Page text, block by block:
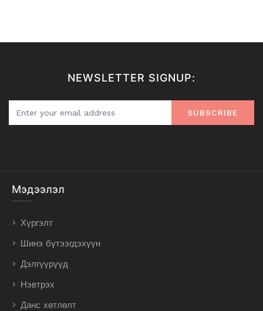
NEWSLETTER SIGNUP:
SUBSCRIBE
Мэдээлэл
Хүргэлт
Шинэ бүтээгдэхүүн
Дэлгүүрүүд
Нэвтрэх
Данс хөтлөлт